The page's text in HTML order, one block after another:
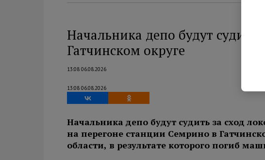
Начальника депо будут судить
Гатчинском округе
13:08 06.08.2026
13:08 06.08.2026
Начальника депо будут судить за сход
на перегоне станции Семрино в
области, в результате которого погиб